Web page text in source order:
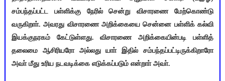
சம்பந்தப்பட்ட பள்ளிக்கு நேரில் சென்று விசாரணை மேற்கொண்டு
வருகிறாா். அவரது விசாரணை அறிக்கையை சென்னை பள்ளிக் கல்வி
இயக்குநரகம் கேட்டுள்ளது. விசாரணை அறிக்கையின்படி பள்ளித்
தலைமை ஆசிரியரோ அல்லது யாா் இதில் சம்பந்தப்பட்டிருக்கிறாரோ
அவா் மீது உரிய நடவடிக்கை எடுக்கப்படும் என்றாா் அவா்.